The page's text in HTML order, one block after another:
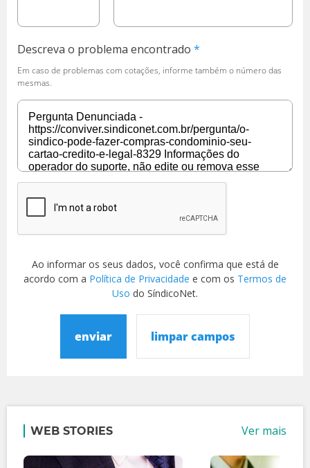
Descreva o problema encontrado
Em caso de problemas com cotações, informe também o número das
mesmas.
Ao informar os seus dados, você confirma que está de
acordo com a Política de Privacidade e com os Termos de
Uso do SíndicoNet.
enviar limpar campos
WEB STORIES Ver mais